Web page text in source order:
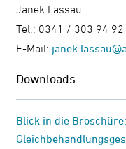
Janek Lassau
Tel.: 0341 / 303 94 92
E-Mail:
Downloads
Blick in die